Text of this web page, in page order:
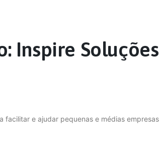
Inspire
facilitar e ajudar pequenas e médias